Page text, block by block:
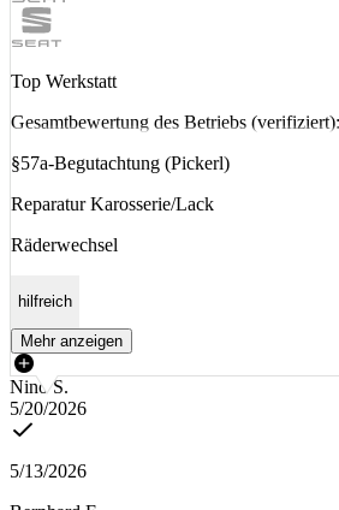
Top Werkstatt
Gesamtbewertung des Betriebs
§57a-Begutachtung (Pickerl)
Reparatur Karosserie/Lack
Räderwechsel
hilfreich
Mehr anzeigen
Nino S.
5/20/2026
5/13/2026